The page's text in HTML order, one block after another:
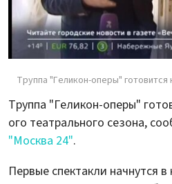
Труппа "Геликон-оперы" готовится
Труппа "Геликон-оперы"
ого театрального сезона,
"Москва 24".
Первые спектакли начнутся